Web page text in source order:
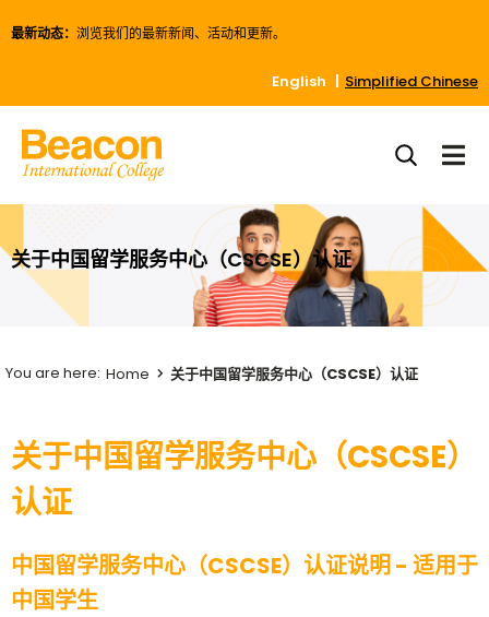
最新动态： 浏览我们的最新新闻、活动和更新。
English Simplified Chinese
关于中国留学服务中心（CSCSE）认证
Home 关于中国留学服务中心（CSCSE）认证
关于中国留学服务中心（CSCSE）
认证
中国留学服务中心（CSCSE）认证说明 - 适用于
中国学生